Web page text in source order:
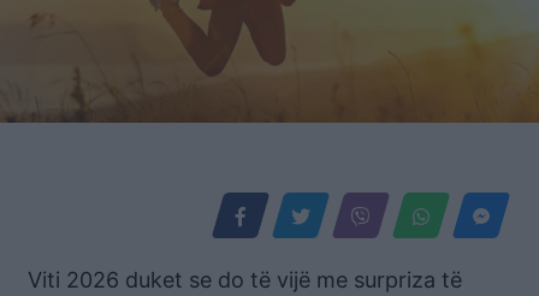
Viti 2026 duket se do të vijë me surpriza të